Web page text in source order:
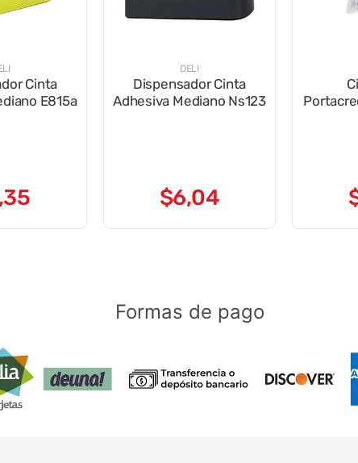
Cinta
E815a
,35
DELI
Dispensador Cinta
Adhesiva Mediano Ns123
$6,04
Formas de pago